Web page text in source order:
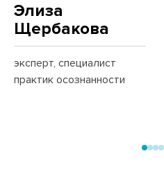
Элиза
Щербакова
эксперт, специалист
практик осознанности